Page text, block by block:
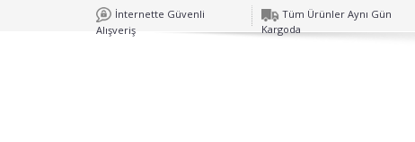
İnternette Güvenli
Alışveriş
Tüm Ürünler Aynı Gün
Kargoda